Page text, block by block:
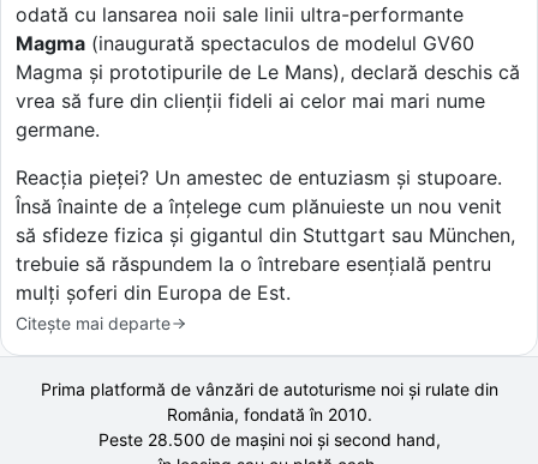
odată cu lansarea noii sale linii ultra-performante
Magma (inaugurată spectaculos de modelul GV60
Magma și prototipurile de Le Mans), declară deschis că
vrea să fure din clienții fideli ai celor mai mari nume
germane.
Reacția pieței? Un amestec de entuziasm și stupoare.
Însă înainte de a înțelege cum plănuieste un nou venit
să sfideze fizica și gigantul din Stuttgart sau München,
trebuie să răspundem la o întrebare esențială pentru
mulți șoferi din Europa de Est.
Citește mai departe
Prima platformă de vânzări de autoturisme noi și rulate din
România, fondată în 2010.
Peste 28.500 demașini noi și second hand,